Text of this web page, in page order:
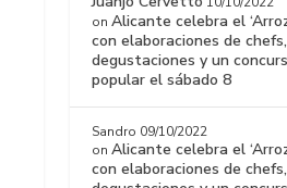
onAlicante celebra el
con elaboraciones de chefs,
degustaciones y un
popular el sábado 8
Sandro 09/10/2022
onAlicante celebra el
con elaboraciones de chefs,